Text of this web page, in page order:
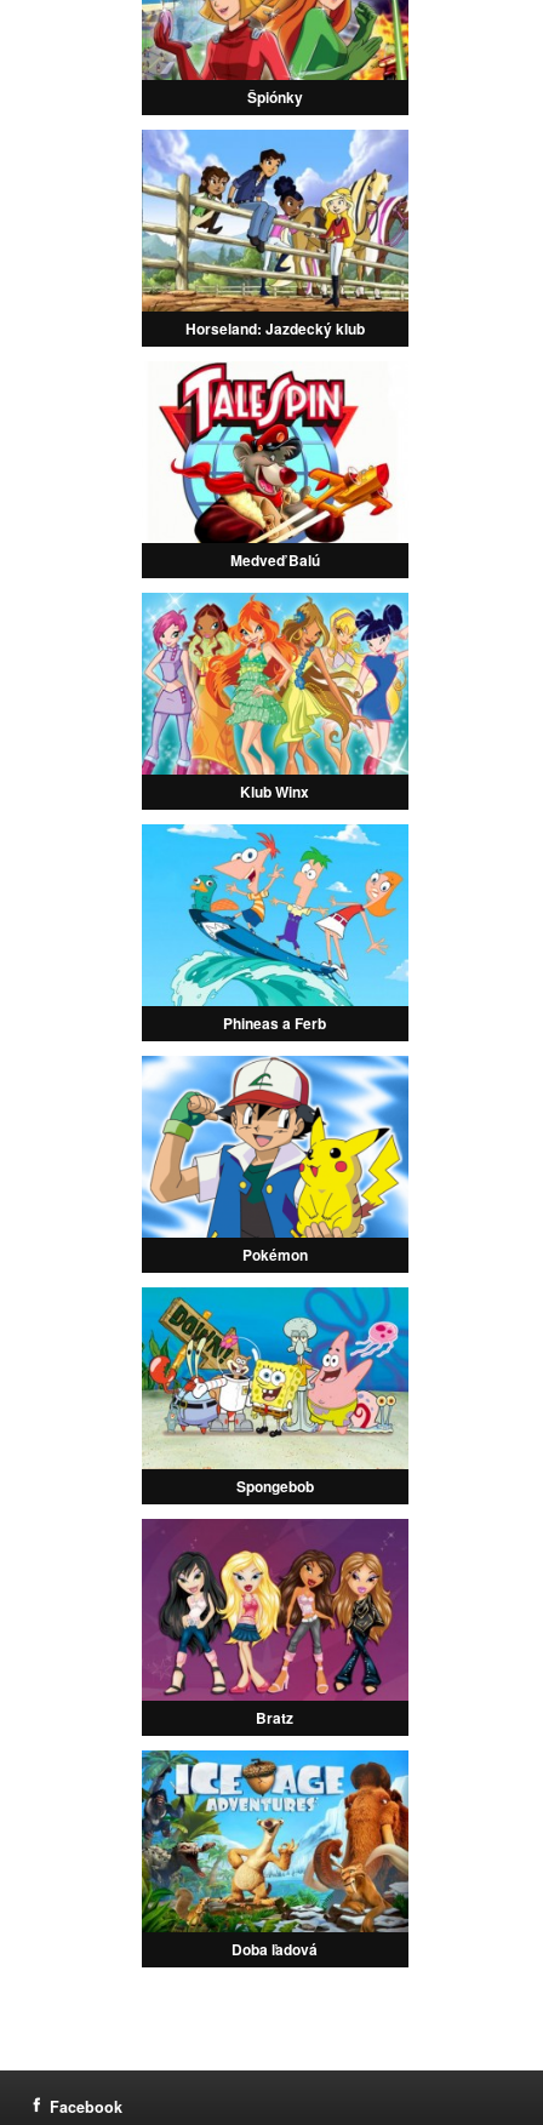
Špiónky
Horseland: Jazdecký klub
Medveď Balú
Klub Winx
Phineas a Ferb
Pokémon
Spongebob
Bratz
Doba ľadová
Facebook